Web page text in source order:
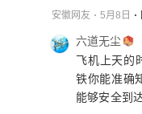
安徽网友 5月8日
六道无尘
飞机上天的
铁你能准确
能够安全到